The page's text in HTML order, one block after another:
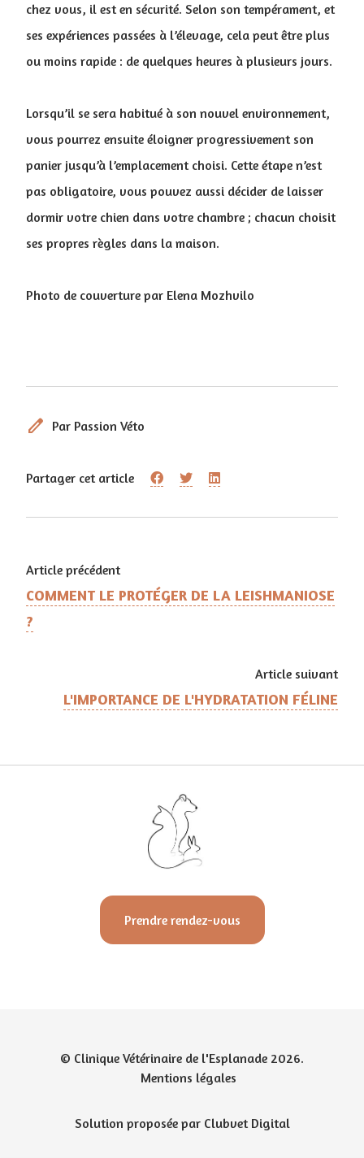
chez vous, il est en sécurité. Selon son tempérament, et
ses expériences passées à l’élevage, cela peut être plus
ou moins rapide : de quelques heures à plusieurs jours.
Lorsqu’il se sera habitué à son nouvel environnement,
vous pourrez ensuite éloigner progressivement son
panier jusqu’à l’emplacement choisi. Cette étape n’est
pas obligatoire, vous pouvez aussi décider de laisser
dormir votre chien dans votre chambre ; chacun choisit
ses propres règles dans la maison.
Photo de couverture par Elena Mozhvilo
edit Par Passion Véto
Partager cet article
Article précédent
COMMENT LE PROTÉGER DE LA LEISHMANIOSE
?
Article suivant
L'IMPORTANCE DE L'HYDRATATION FÉLINE
Prendre rendez-vous
© Clinique Vétérinaire de l'Esplanade 2026.
Mentions légales
Solution proposée par Clubvet Digital